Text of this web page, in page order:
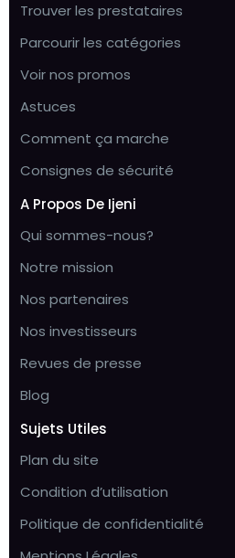
Trouver les prestataires
Parcourir les catégories
Voir nos promos
Astuces
Comment ça marche
Consignes de sécurité
A Propos De Ijeni
Qui sommes-nous?
Notre mission
Nos partenaires
Nos investisseurs
Revues de presse
Blog
Sujets Utiles
Plan du site
Condition d’utilisation
Politique de confidentialité